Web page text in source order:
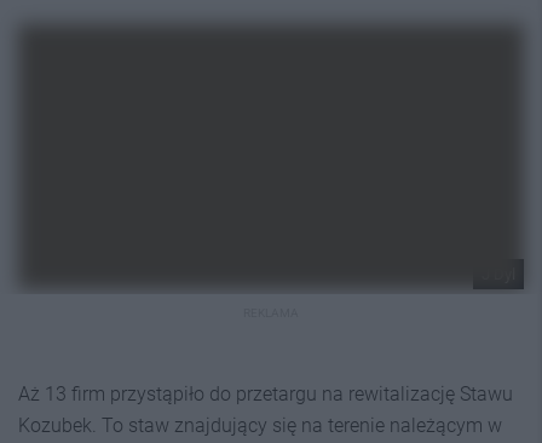
Aż 13 firm przystąpiło do przetargu na rewitalizację Stawu
Kozubek. To staw znajdujący się na terenie należącym w